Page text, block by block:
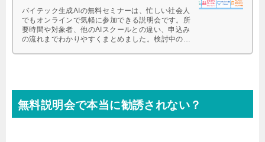
バイテック生成AIの無料セミナーは、忙しい社会人
でもオンラインで気軽に参加できる説明会です。所
要時間や対象者、他のAIスクールとの違い、申込み
の流れまでわかりやすくまとめました。検討中の方
無料説明会で本当に勧誘されない？